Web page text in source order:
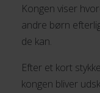
Kongen viser
andre børn
de kan.
Efter et kort
kongen bliver